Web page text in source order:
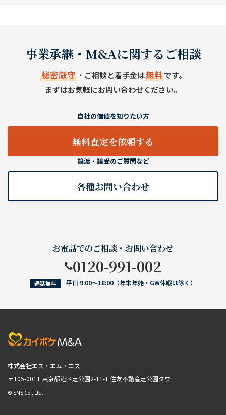
事業承継・M&Aに関するご相談
秘密厳守・ご相談と着手金は無料です。
まずはお気軽にお問い合わせください。
自社の価値を知りたい方
無料査定を依頼する
譲渡・譲受のご質問など
各種お問い合わせ
お電話でのご相談・お問い合わせ
0120-991-002
通話無料 平日 9:00〜18:00（年末年始・GW休暇は除く）
株式会社エス・エム・エス
〒105-0011 東京都港区芝公園2-11-1 住友不動産芝公園タワー
© SMS Co., Ltd.